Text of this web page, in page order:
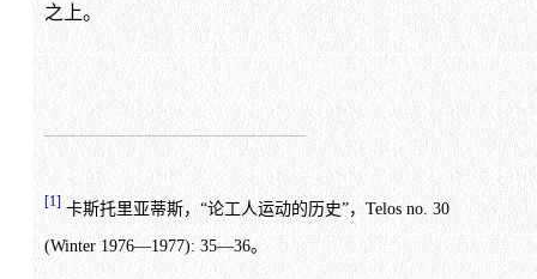
之上。
[1] 卡斯托里亚蒂斯，“论工人运动的历史”，Telos no. 30
(Winter 1976—1977): 35—36。